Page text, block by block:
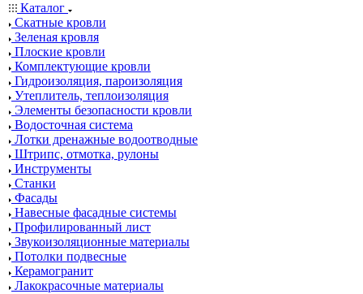
Каталог
Скатные кровли
Зеленая кровля
Плоские кровли
Комплектующие кровли
Гидроизоляция, пароизоляция
Утеплитель, теплоизоляция
Элементы безопасности кровли
Водосточная система
Лотки дренажные водоотводные
Штрипс, отмотка, рулоны
Инструменты
Станки
Фасады
Навесные фасадные системы
Профилированный лист
Звукоизоляционные материалы
Потолки подвесные
Керамогранит
Лакокрасочные материалы